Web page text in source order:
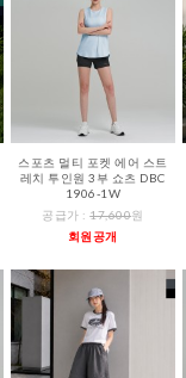
스포츠 멀티 포켓 에어 스트
레치 투인원 3부 쇼츠 DBC
1906-1W
공급가 :17,600원
회원공개